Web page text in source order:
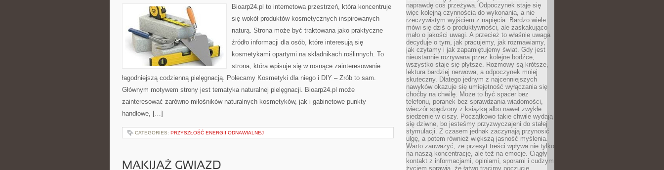
Bioarp24.pl to internetowa przestrzeń, która koncentruje
się wokół produktów kosmetycznych inspirowanych
naturą. Strona może być traktowana jako praktyczne
źródło informacji dla osób, które interesują się
kosmetykami opartymi na składnikach roślinnych. To
strona, która wpisuje się w rosnące zainteresowanie
łagodniejszą codzienną pielęgnacją. Polecamy Kosmetyki dla niego i DIY – Zrób to sam.
Głównym motywem strony jest tematyka naturalnej pielęgnacji. Bioarp24.pl może
zainteresować zarówno miłośników naturalnych kosmetyków, jak i gabinetowe punkty
handlowe, […]
CATEGORIES: PRZYSZŁOŚĆ ENERGII ODNAWIALNEJ
MAKIJAŻ GWIAZD
naprawdę coś przeżywa. Odpoczynek staje się
więc kolejną czynnością do wykonania, a nie
rzeczywistym wyjściem z napięcia. Bardzo wiele
mówi się dziś o produktywności, ale zaskakująco
mało o jakości uwagi. A przecież to właśnie uwaga
decyduje o tym, jak pracujemy, jak rozmawiamy,
jak czytamy i jak zapamiętujemy świat. Gdy jest
nieustannie rozrywana przez kolejne bodźce,
wszystko staje się płytsze. Rozmowy są krótsze,
lektura bardziej nerwowa, a odpoczynek mniej
skuteczny. Dlatego jednym z najcenniejszych
nawyków okazuje się umiejętność wyłączania się
choćby na chwilę. Może to być spacer bez
telefonu, poranek bez sprawdzania wiadomości,
wieczór spędzony z książką albo nawet zwykłe
siedzenie w ciszy. Początkowo takie chwile wydają
się dziwne, bo jesteśmy przyzwyczajeni do stałej
stymulacji. Z czasem jednak zaczynają przynosić
ulgę, a potem również większą jasność myślenia.
Warto zauważyć, że przesyt treści wpływa nie tylko
na naszą koncentrację, ale też na emocje. Ciągły
kontakt z informacjami, opiniami, sporami i cudzym
życiem sprawia, że łatwo tracimy poczucie